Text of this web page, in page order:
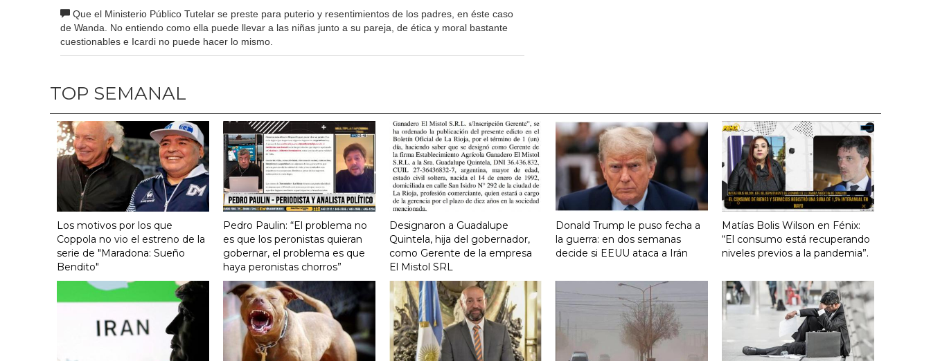
Que el Ministerio Público Tutelar se preste para puterio y resentimientos de los padres, en éste caso
de Wanda. No entiendo como ella puede llevar a las niñas junto a su pareja, de ética y moral bastante
cuestionables e Icardi no puede hacer lo mismo.
TOP SEMANAL
Los motivos por los que
Coppola no vio el estreno de la
serie de "Maradona: Sueño
Bendito"
Pedro Paulin: “El problema no
es que los peronistas quieran
gobernar, el problema es que
haya peronistas chorros”
Designaron a Guadalupe
Quintela, hija del gobernador,
como Gerente de la empresa
El Mistol SRL
Donald Trump le puso fecha a
la guerra: en dos semanas
decide si EEUU ataca a Irán
Matías Bolis Wilson en Fénix:
“El consumo está recuperando
niveles previos a la pandemia”.